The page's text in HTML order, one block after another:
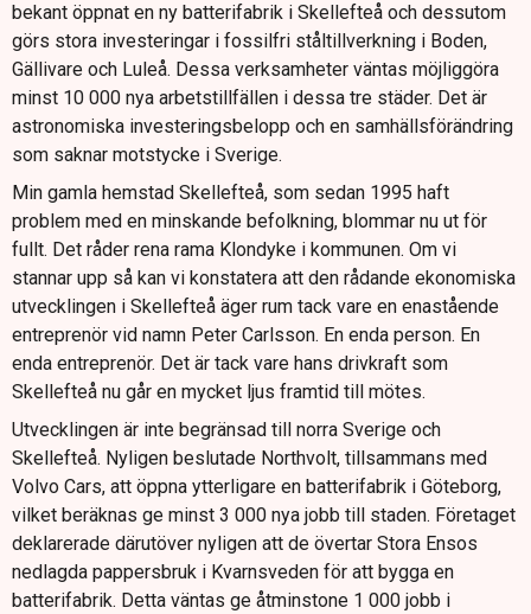
bekant öppnat en ny batterifabrik i Skellefteå och dessutom
görs stora investeringar i fossilfri ståltillverkning i Boden,
Gällivare och Luleå. Dessa verksamheter väntas möjliggöra
minst 10 000 nya arbetstillfällen i dessa tre städer. Det är
astronomiska investeringsbelopp och en samhällsförändring
som saknar motstycke i Sverige.
Min gamla hemstad Skellefteå, som sedan 1995 haft
problem med en minskande befolkning, blommar nu ut för
fullt. Det råder rena rama Klondyke i kommunen. Om vi
stannar upp så kan vi konstatera att den rådande ekonomiska
utvecklingen i Skellefteå äger rum tack vare en enastående
entreprenör vid namn Peter Carlsson. En enda person. En
enda entreprenör. Det är tack vare hans drivkraft som
Skellefteå nu går en mycket ljus framtid till mötes.
Utvecklingen är inte begränsad till norra Sverige och
Skellefteå. Nyligen beslutade Northvolt, tillsammans med
Volvo Cars, att öppna ytterligare en batterifabrik i Göteborg,
vilket beräknas ge minst 3 000 nya jobb till staden. Företaget
deklarerade därutöver nyligen att de övertar Stora Ensos
nedlagda pappersbruk i Kvarnsveden för att bygga en
batterifabrik. Detta väntas ge åtminstone 1 000 jobb i